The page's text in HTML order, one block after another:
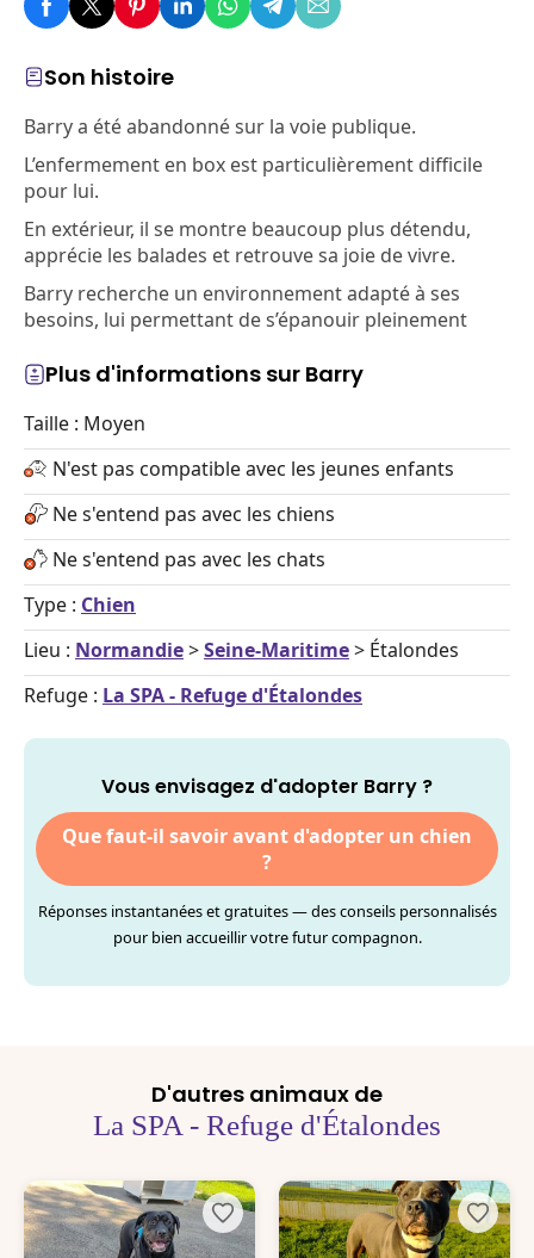
Son histoire
Barry a été abandonné sur la voie publique.
L’enfermement en box est particulièrement difficile
pour lui.
En extérieur, il se montre beaucoup plus détendu,
apprécie les balades et retrouve sa joie de vivre.
Barry recherche un environnement adapté à ses
besoins, lui permettant de s’épanouir pleinement
Plus d'informations sur Barry
Taille : Moyen
N'est pas compatible avec les jeunes enfants
Ne s'entend pas avec les chiens
Ne s'entend pas avec les chats
Type : Chien
Lieu : Normandie>Seine-Maritime> Étalondes
Refuge : La SPA - Refuge d'Étalondes
Vous envisagez d'adopter Barry ?
Que faut-il savoir avant d'adopter un chien
?
Réponses instantanées et gratuites — des conseils personnalisés
pour bien accueillir votre futur compagnon.
D'autres animaux de
La SPA - Refuge d'Étalondes